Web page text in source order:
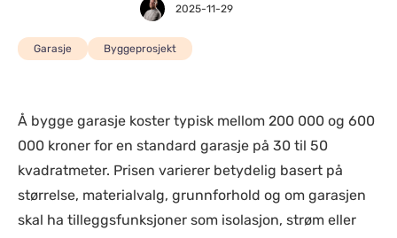
2025-11-29
Garasje Byggeprosjekt
Å bygge garasje koster typisk mellom 200 000 og 600
000 kroner for en standard garasje på 30 til 50
kvadratmeter. Prisen varierer betydelig basert på
størrelse, materialvalg, grunnforhold og om garasjen
skal ha tilleggsfunksjoner som isolasjon, strøm eller